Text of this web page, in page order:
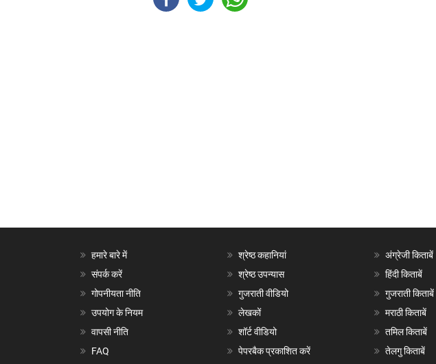
हमारे बारे में
संपर्क करें
गोपनीयता नीति
उपयोग के नियम
वापसी नीति
FAQ
श्रेष्ठ कहानियां
श्रेष्ठ उपन्यास
गुजराती वीडियो
लेखकों
शॉर्ट वीडियो
पेपरबैक प्रकाशित करें
अंग्रेजी किताबें
हिंदी किताबें
गुजराती किताबें
मराठी किताबें
तमिल किताबें
तेलगु किताबें